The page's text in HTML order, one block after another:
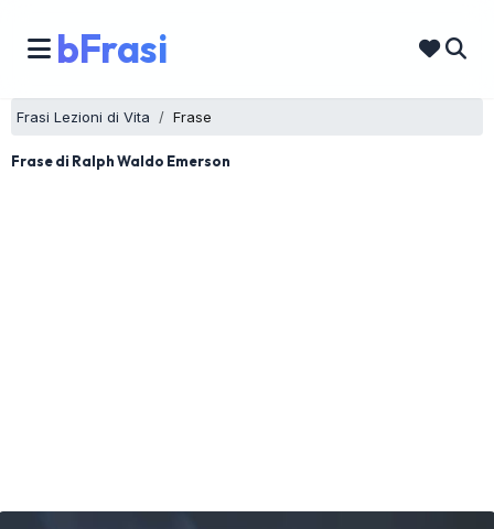
bFrasi
Frasi Lezioni di Vita Frase
Frase di Ralph Waldo Emerson